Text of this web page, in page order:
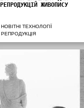
РЕПРОДУКЦІЙ ЖИВОПИСУ
НОВІТНІ ТЕХНОЛОГІЇ
РЕПРОДУКЦІЯ